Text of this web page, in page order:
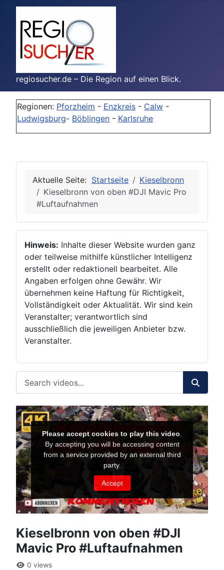
regiosucher.de – Die Region auf einen Blick.
Regionen: Pforzheim - Enzkreis - Calw -
Ludwigsburg- Böblingen - Karlsruhe
Aktuelle Seite: Startseite
Kieselbronn
Kieselbronn von oben #DJI Mavic Pro
#Luftaufnahmen
Hinweis: Inhalte dieser Website wurden ganz
oder teilweise mithilfe künstlicher Intelligenz
erstellt oder redaktionell bearbeitet. Alle
Angaben erfolgen ohne Gewähr. Wir
übernehmen keine Haftung für Richtigkeit,
Vollständigkeit oder Aktualität. Wir sind kein
Veranstalter; verantwortlich sind
ausschließlich die jeweiligen Anbieter bzw.
Veranstalter.
Kieselbronn von oben #DJI
Mavic Pro #Luftaufnahmen
0 views